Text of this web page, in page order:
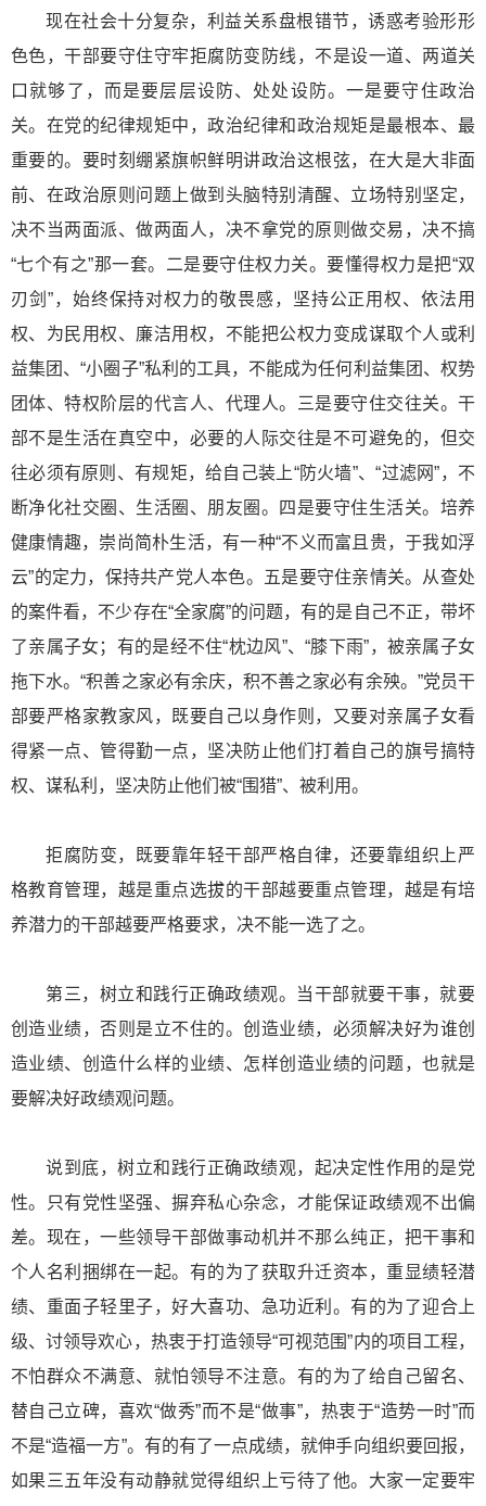
现在社会十分复杂，利益关系盘根错节，诱惑考验形形
色色，干部要守住守牢拒腐防变防线，不是设一道、两道关
口就够了，而是要层层设防、处处设防。一是要守住政治
关。在党的纪律规矩中，政治纪律和政治规矩是最根本、最
重要的。要时刻绷紧旗帜鲜明讲政治这根弦，在大是大非面
前、在政治原则问题上做到头脑特别清醒、立场特别坚定，
决不当两面派、做两面人，决不拿党的原则做交易，决不搞
“七个有之”那一套。二是要守住权力关。要懂得权力是把“双
刃剑”，始终保持对权力的敬畏感，坚持公正用权、依法用
权、为民用权、廉洁用权，不能把公权力变成谋取个人或利
益集团、“小圈子”私利的工具，不能成为任何利益集团、权势
团体、特权阶层的代言人、代理人。三是要守住交往关。干
部不是生活在真空中，必要的人际交往是不可避免的，但交
往必须有原则、有规矩，给自己装上“防火墙”、“过滤网”，不
断净化社交圈、生活圈、朋友圈。四是要守住生活关。培养
健康情趣，崇尚简朴生活，有一种“不义而富且贵，于我如浮
云”的定力，保持共产党人本色。五是要守住亲情关。从查处
的案件看，不少存在“全家腐”的问题，有的是自己不正，带坏
了亲属子女；有的是经不住“枕边风”、“膝下雨”，被亲属子女
拖下水。“积善之家必有余庆，积不善之家必有余殃。”党员干
部要严格家教家风，既要自己以身作则，又要对亲属子女看
得紧一点、管得勤一点，坚决防止他们打着自己的旗号搞特
权、谋私利，坚决防止他们被“围猎”、被利用。
拒腐防变，既要靠年轻干部严格自律，还要靠组织上严
格教育管理，越是重点选拔的干部越要重点管理，越是有培
养潜力的干部越要严格要求，决不能一选了之。
第三，树立和践行正确政绩观。当干部就要干事，就要
创造业绩，否则是立不住的。创造业绩，必须解决好为谁创
造业绩、创造什么样的业绩、怎样创造业绩的问题，也就是
要解决好政绩观问题。
说到底，树立和践行正确政绩观，起决定性作用的是党
性。只有党性坚强、摒弃私心杂念，才能保证政绩观不出偏
差。现在，一些领导干部做事动机并不那么纯正，把干事和
个人名利捆绑在一起。有的为了获取升迁资本，重显绩轻潜
绩、重面子轻里子，好大喜功、急功近利。有的为了迎合上
级、讨领导欢心，热衷于打造领导“可视范围”内的项目工程，
不怕群众不满意、就怕领导不注意。有的为了给自己留名、
替自己立碑，喜欢“做秀”而不是“做事”，热衷于“造势一时”而
不是“造福一方”。有的有了一点成绩，就伸手向组织要回报，
如果三五年没有动静就觉得组织上亏待了他。大家一定要牢